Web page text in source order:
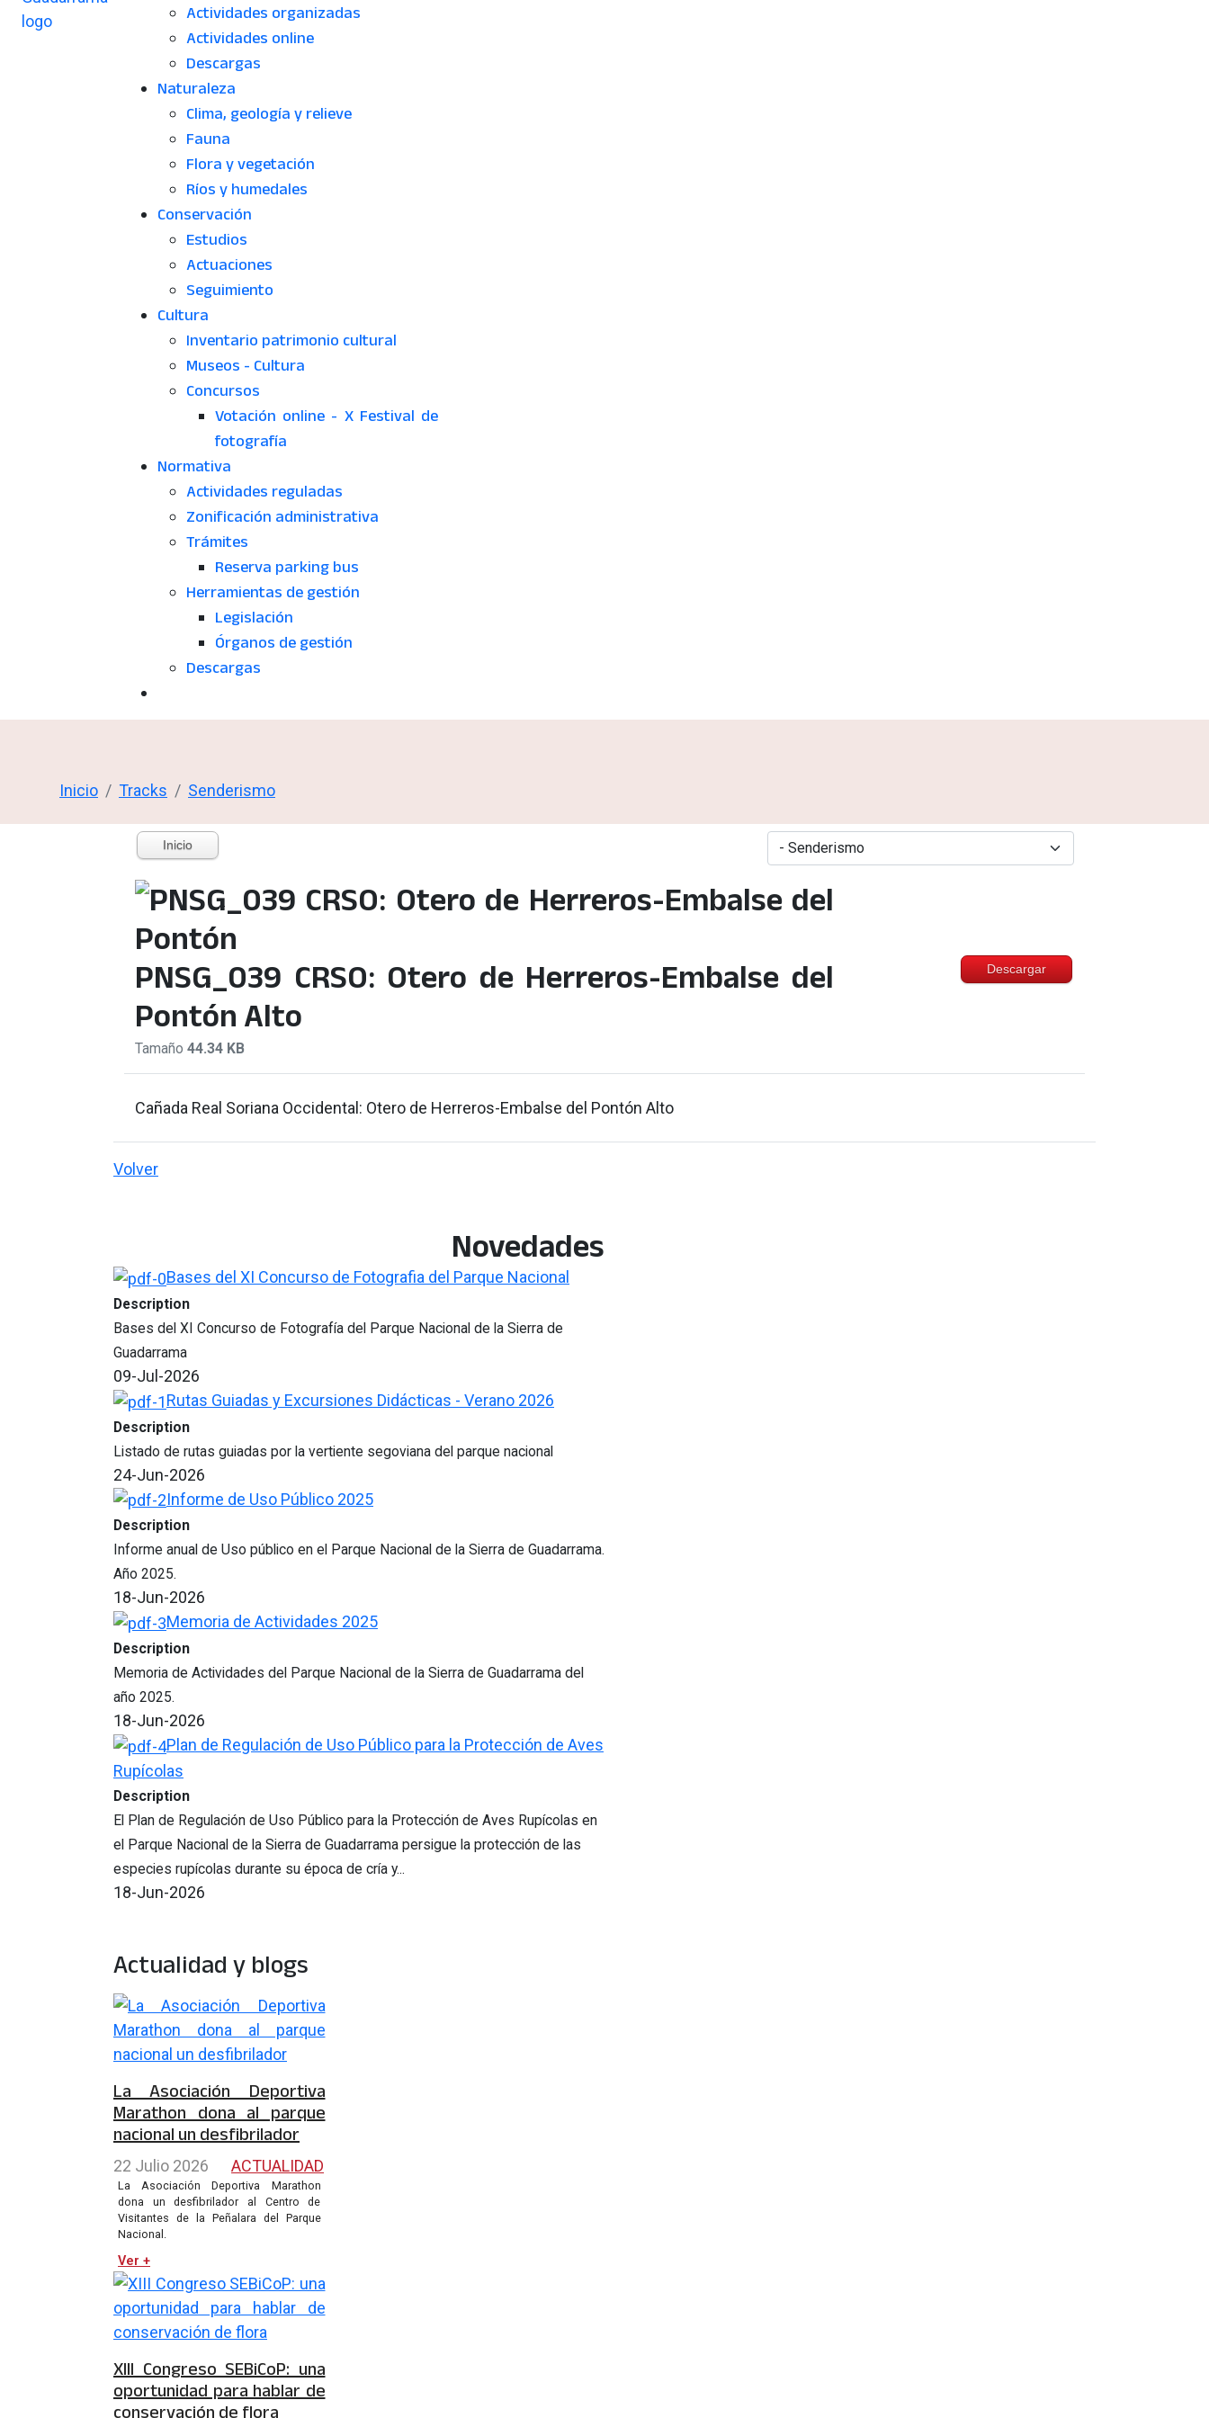
Actividades organizadas
Actividades online
Descargas
Naturaleza
Clima, geología y relieve
Fauna
Flora y vegetación
Ríos y humedales
Conservación
Estudios
Actuaciones
Seguimiento
Cultura
Inventario patrimonio cultural
Museos - Cultura
Concursos
Votación online - X Festival de
fotografía
Normativa
Actividades reguladas
Zonificación administrativa
Trámites
Reserva parking bus
Herramientas de gestión
Legislación
Órganos de gestión
Descargas
Inicio Tracks Senderismo
Inicio
PNSG_039 CRSO: Otero de Herreros-Embalse del
Pontón Alto
Tamaño 44.34 KB
Descargar
Cañada Real Soriana Occidental: Otero de Herreros-Embalse del Pontón Alto
Volver
Novedades
Bases del XI Concurso de Fotografia del Parque Nacional
Description
Bases del XI Concurso de Fotografía del Parque Nacional de la Sierra de
Guadarrama
09-Jul-2026
Rutas Guiadas y Excursiones Didácticas - Verano 2026
Description
Listado de rutas guiadas por la vertiente segoviana del parque nacional
24-Jun-2026
Informe de Uso Público 2025
Description
Informe anual de Uso público en el Parque Nacional de la Sierra de Guadarrama.
Año 2025.
18-Jun-2026
Memoria de Actividades 2025
Description
Memoria de Actividades del Parque Nacional de la Sierra de Guadarrama del
año 2025.
18-Jun-2026
Plan de Regulación de Uso Público para la Protección de Aves
Rupícolas
Description
El Plan de Regulación de Uso Público para la Protección de Aves Rupícolas en
el Parque Nacional de la Sierra de Guadarrama persigue la protección de las
especies rupícolas durante su época de cría y...
18-Jun-2026
Actualidad y blogs
La Asociación Deportiva
Marathon dona al parque
nacional un desfibrilador
22 Julio 2026 ACTUALIDAD
La Asociación Deportiva Marathon
dona un desfibrilador al Centro de
Visitantes de la Peñalara del Parque
Nacional.
Ver +
XIII Congreso SEBiCoP: una
oportunidad para hablar de
conservación de flora